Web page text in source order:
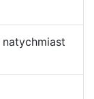
natychmiast